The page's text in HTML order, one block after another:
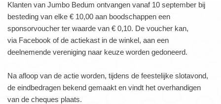
Klanten van Jumbo Bedum ontvangen vanaf 10 september bij
besteding van elke € 10,00 aan boodschappen een
sponsorvoucher ter waarde van € 0,10. De voucher kan,
via Facebook of de actiekast in de winkel, aan een
deelnemende vereniging naar keuze worden gedoneerd.
Na afloop van de actie worden, tijdens de feestelijke slotavond,
de eindbedragen bekend gemaakt en vindt het overhandigen
van de cheques plaats.